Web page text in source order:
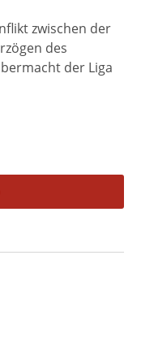
zwischen der
des
der Liga